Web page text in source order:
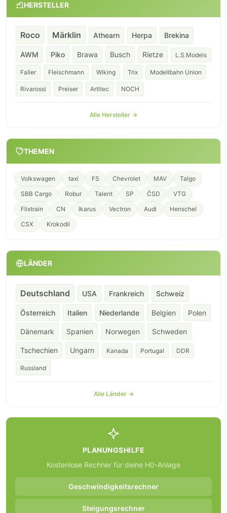
HERSTELLER
Roco Märklin Athearn Herpa Brekina
AWM Piko Brawa Busch Rietze L.S.Models
Faller Fleischmann Wiking Trix Modellbahn Union
Rivarossi Preiser Artitec NOCH
Alle Hersteller →
THEMEN
Volkswagen taxi FS Chevrolet MAV
Talgo
SBB Cargo
Robur Talent SP ČSD
VTG
Flixtrain
CN Ikarus Vectron Audi
Henschel
CSX
Krokodil
LÄNDER
Deutschland USA Frankreich Schweiz
Österreich Italien Niederlande Belgien Polen
Dänemark Spanien Norwegen Schweden
Tschechien Ungarn Kanada Portugal DDR
Russland
Alle Länder →
PLANUNGSHILFE
Kostenlose Rechner für deine H0-Anlage
Geschwindigkeitsrechner
Steigungsrechner